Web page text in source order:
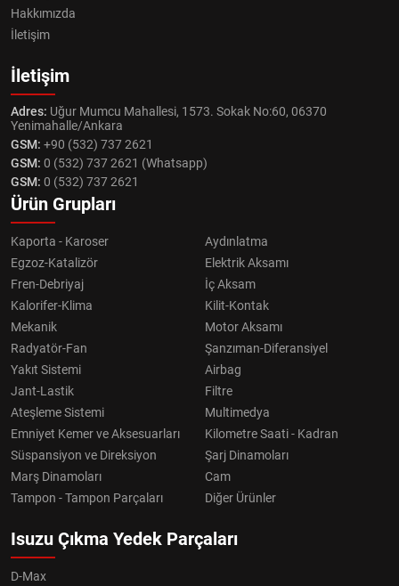
Hakkımızda
İletişim
İletişim
Adres: Uğur Mumcu Mahallesi, 1573. Sokak No:60, 06370
Yenimahalle/Ankara
GSM: +90 (532) 737 2621
GSM: 0 (532) 737 2621 (Whatsapp)
GSM: 0 (532) 737 2621
Ürün Grupları
Kaporta - Karoser
Aydınlatma
Egzoz-Katalizör
Elektrik Aksamı
Fren-Debriyaj
İç Aksam
Kalorifer-Klima
Kilit-Kontak
Mekanik
Motor Aksamı
Radyatör-Fan
Şanzıman-Diferansiyel
Yakıt Sistemi
Airbag
Jant-Lastik
Filtre
Ateşleme Sistemi
Multimedya
Emniyet Kemer ve Aksesuarları
Kilometre Saati - Kadran
Süspansiyon ve Direksiyon
Şarj Dinamoları
Marş Dinamoları
Cam
Tampon - Tampon Parçaları
Diğer Ürünler
Isuzu Çıkma Yedek Parçaları
D-Max